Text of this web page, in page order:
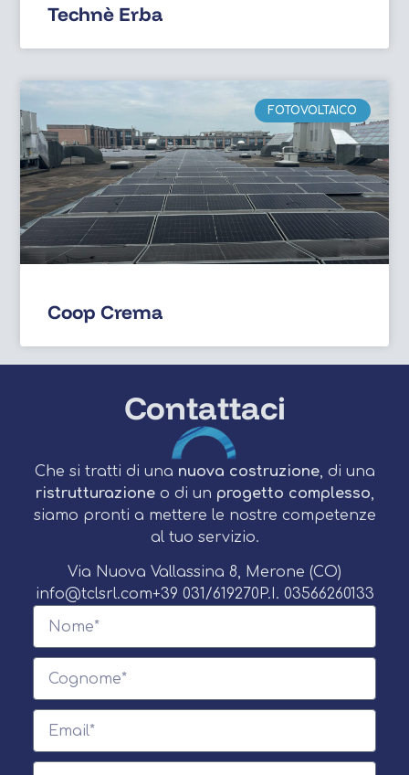
Technè Erba
FOTOVOLTAICO
Coop Crema
Contattaci
Che si tratti di una nuova costruzione, di una
ristrutturazioneo di un progetto complesso,
siamo pronti a mettere le nostre competenze
al tuo servizio.
Via Nuova Vallassina 8, Merone (CO)
info@tclsrl.com+39 031/619270P.I. 03566260133